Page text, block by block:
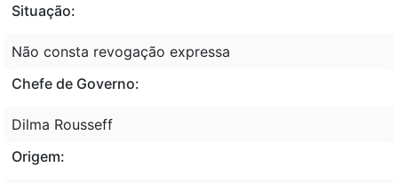
Situação:
Não consta revogação expressa
Chefe de Governo:
Dilma Rousseff
Origem: